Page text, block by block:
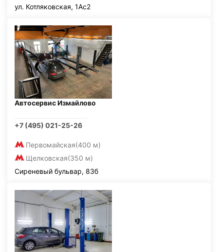
ул. Котляковская, 1Ас2
Автосервис Измайлово
+7 (495) 021-25-26
Первомайская(400 м)
Щелковская(350 м)
Сиреневый бульвар, 83б